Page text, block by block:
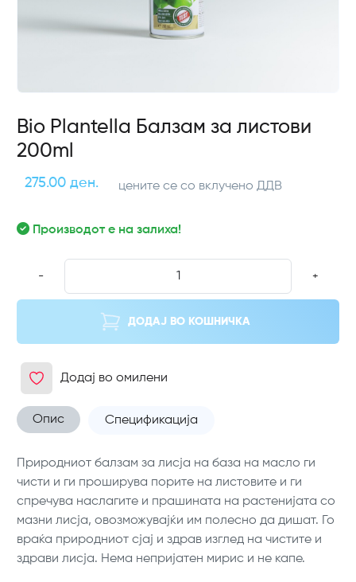
Bio Plantella Балзам за листови
200ml
275.00 ден. цените се со вклучено ДДВ
Производот е на залиха!
- +
ДОДАЈ ВО КОШНИЧКА
Додај во омилени
Опис Спецификација
Природниот балзам за лисја на база на масло ги
чисти и ги проширува порите на листовите и ги
спречува наслагите и прашината на растенијата со
мазни лисја, овозможувајќи им полесно да дишат. Го
враќа природниот сјај и здрав изглед на чистите и
здрави лисја. Нема непријатен мирис и не капе.